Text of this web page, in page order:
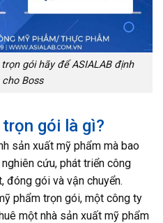
gói hãy để ASIALAB định
Boss
gói là gì?
sản xuất mỹ phẩm mà bao
cứu, phát triển công
đóng gói và vận chuyển.
phẩm trọn gói, một công ty
một nhà sản xuất mỹ phẩm